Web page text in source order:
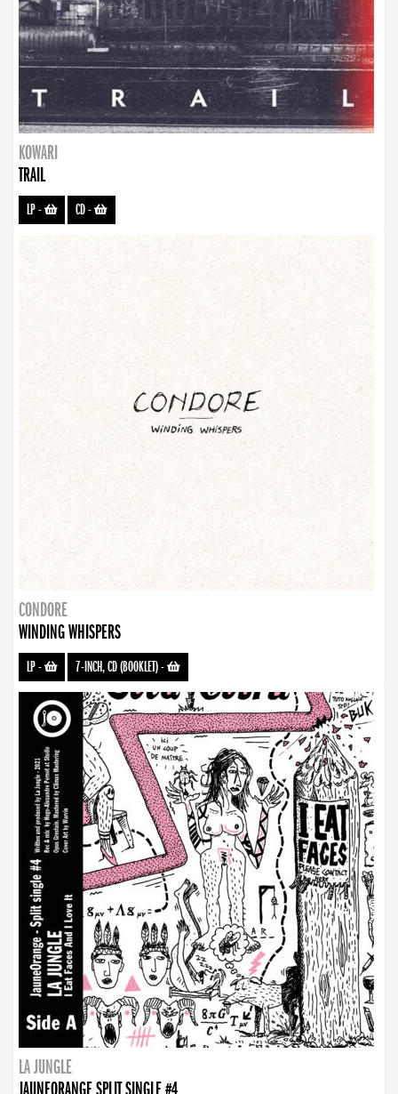
KOWARI
TRAIL
LP- CD-
CONDORE
WINDING WHISPERS
LP- 7-INCH, CD (BOOKLET)-
LA JUNGLE